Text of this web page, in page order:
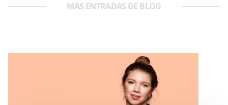
MÁS ENTRADAS DE BLOG